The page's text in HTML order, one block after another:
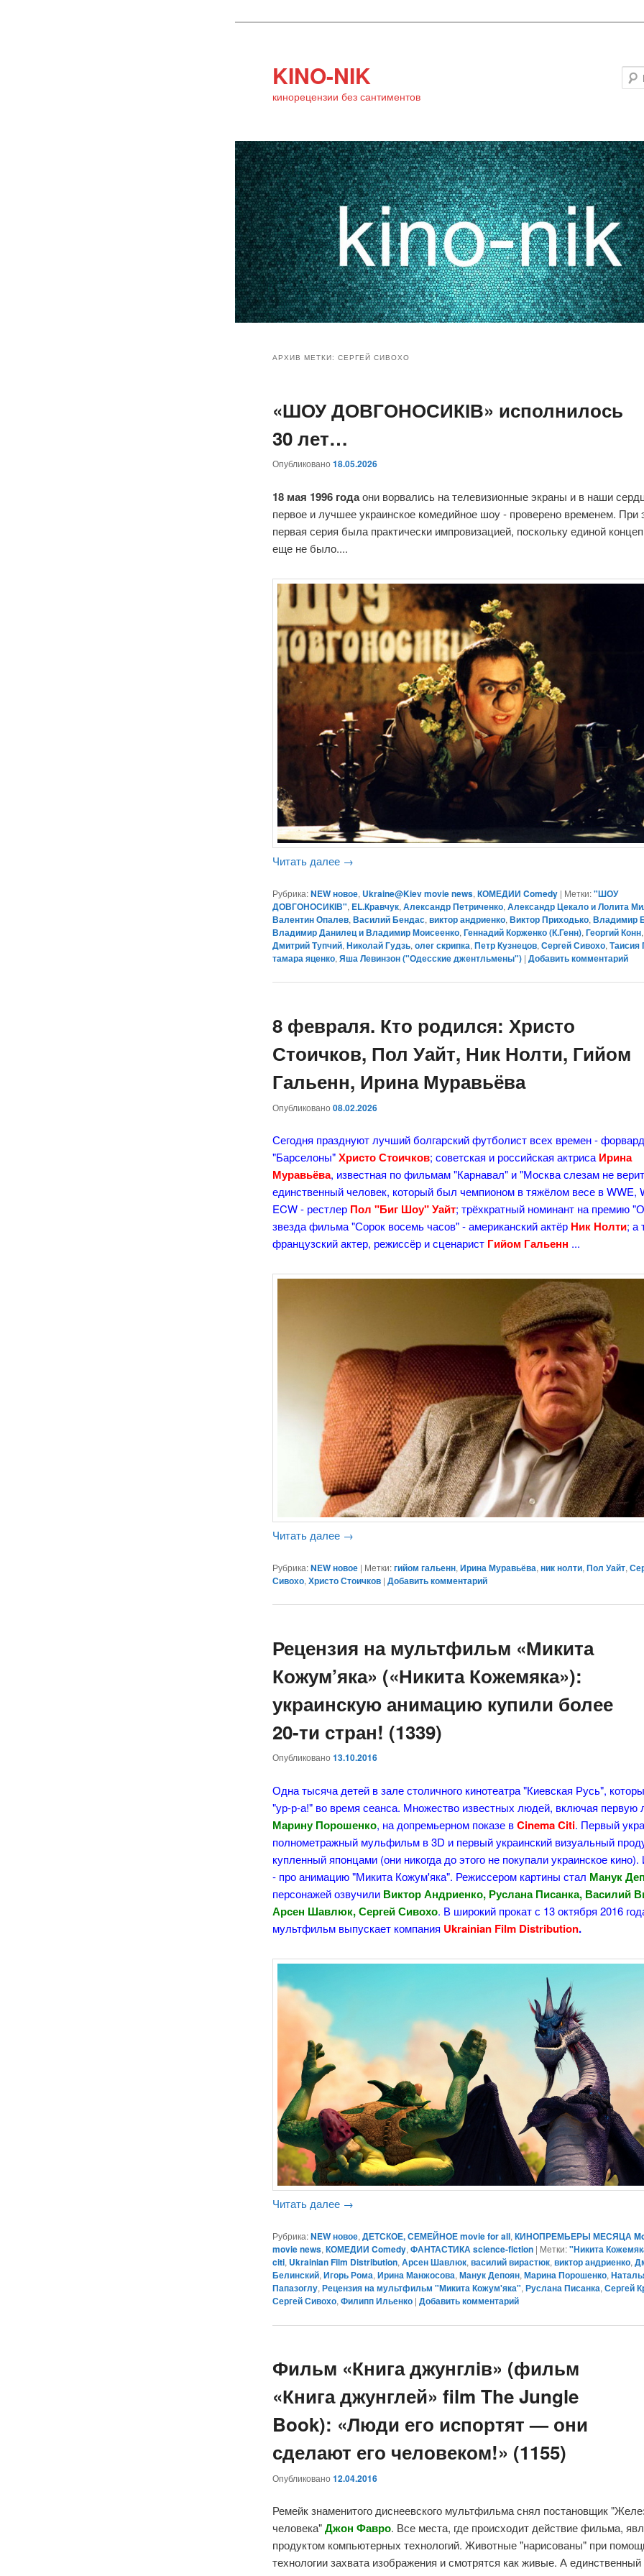
KINO-NIK
кинорецензии без сантиментов
основному
содержимому
дополнительному
содержимому
АРХИВ МЕТКИ:СЕРГЕЙ СИВОХО
«ШОУ ДОВГОНОСИКІВ» исполнилось
30 лет…
Опубликовано18.05.2026
18 мая 1996 годаони ворвались на телевизионные экраны и в наши
первое и лучшее украинское комедийное шоу - проверено временем. При
первая серия была практически импровизацией, поскольку единой
еще не было....
Читать далее →
Рубрика: NEW новое, Ukraine@Kiev movie news,КОМЕДИИ Comedy | Метки: "ШОУ
ДОВГОНОСИКІВ", EL.Кравчук,Александр Петриченко,Александр Цекало и Лолита
Валентин Опалев,Василий Бендас,виктор андриенко,Виктор Приходько,Владимир
Владимир Данилец и Владимир Моисеенко,Геннадий Корженко (К.Генн),Георгий Конн
Дмитрий Тупчий,Николай Гудзь,олег скрипка,Петр Кузнецов,Сергей Сивохо,Таисия
тамара яценко,Яша Левинзон ("Одесские джентльмены") |Добавить комментарий
8 февраля. Кто родился: Христо
Стоичков, Пол Уайт, Ник Нолти, Гийом
Гальенн, Ирина Муравьёва
Опубликовано08.02.2026
Сегодня празднуют лучший болгарский футболист всех времен -
"Барселоны"Христо Стоичков; советская и российская актриса Ирина
Муравьёва, известная по фильмам "Карнавал" и "Москва слезам не
единственный человек, который был чемпионом в тяжёлом весе в WWE,
ECW - рестлер Пол "Биг Шоу" Уайт; трёхкратный номинант на премию
звезда фильма "Сорок восемь часов" - американский актёр Ник Нолти; а
французский актер, режиссёр и сценарист Гийом Гальенн ...
Читать далее →
Рубрика: NEW новое | Метки: гийом гальенн,Ирина Муравьёва,ник нолти,Пол Уайт,
Сивохо,Христо Стоичков |Добавить комментарий
Рецензия на мультфильм «Микита
Кожум’яка» («Никита Кожемяка»):
украинскую анимацию купили более
20-ти стран! (1339)
Опубликовано13.10.2016
Одна тысяча детей в зале столичного кинотеатра "Киевская Русь",
"ур-р-а!" во время сеанса. Множество известных людей, включая первую
Марину Порошенко, на допремьерном показе вCinema Citi. Первый
полнометражный мульфильм в 3D и первый украинский визуальный
купленный японцами (они никогда до этого не покупали украинское
- про анимацию "Микита Кожум'яка". Режиссером картины стал Манук
персонажей озвучили Виктор Андриенко, Руслана Писанка, Василий
Арсен Шавлюк, Сергей Сивохо. В широкий прокат с 13 октября 2016
мультфильм выпускает компания Ukrainian Film Distribution.
Читать далее →
Рубрика: NEW новое,ДЕТСКОЕ, СЕМЕЙНОЕ movie for all,КИНОПРЕМЬЕРЫ МЕСЯЦА
movie news,КОМЕДИИ Comedy,ФАНТАСТИКА science-fiction | Метки: "Никита
citi, Ukrainian Film Distribution,Арсен Шавлюк,василий вирастюк,виктор андриенко,
Белинский,Игорь Рома,Ирина Манжосова,Манук Депоян,Марина Порошенко,
Папазоглу,Рецензия на мультфильм "Микита Кожум'яка",Руслана Писанка,Сергей
Сергей Сивохо,Филипп Ильенко |Добавить комментарий
Фильм «Книга джунглiв» (фильм
«Книга джунглей» film The Jungle
Book): «Люди его испортят — они
сделают его человеком!» (1155)
Опубликовано12.04.2016
Ремейк знаменитого диснеевского мультфильма снял постановщик
человека"Джон Фавро. Все места, где происходит действие фильма,
продуктом компьютерных технологий. Животные "нарисованы" при
технологии захвата изображения и смотрятся как живые. А единственный